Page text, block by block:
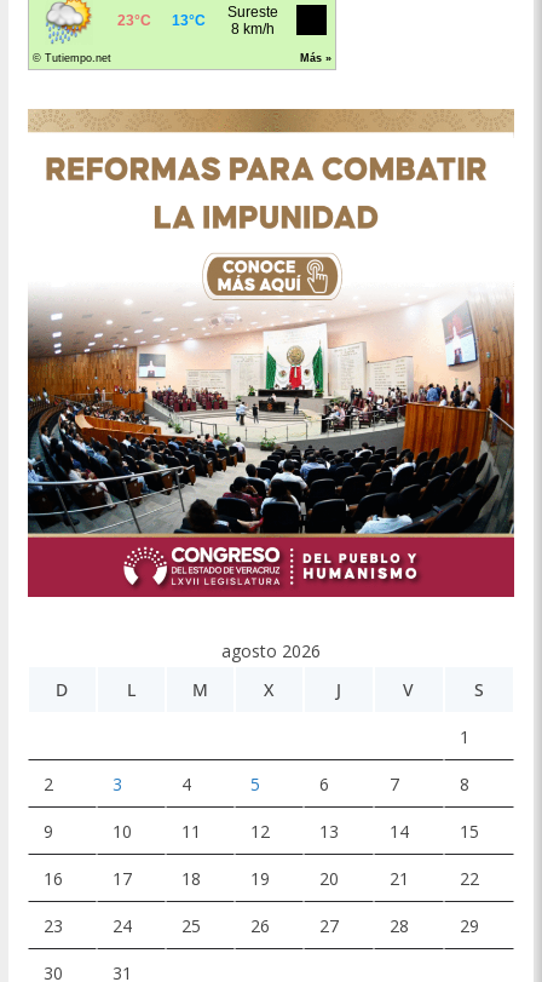
agosto 2026
D
L M X J V S
1
2 3 4 5 6 7 8
9 10 11 12 13 14 15
16 17 18 19 20 21 22
23 24 25 26 27 28 29
30 31